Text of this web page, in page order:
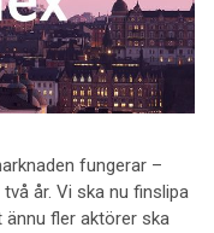
fungerar –
år. Vi ska nu finslipa
fler aktörer ska